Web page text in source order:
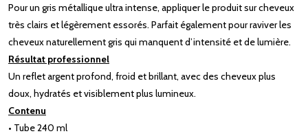
Pour un gris métallique ultra intense, appliquer le produit sur cheveux
très clairs et légèrement essorés. Parfait également pour raviver les
cheveux naturellement gris qui manquent d’intensité et de lumière.
Résultat professionnel
Un reflet argent profond, froid et brillant, avec des cheveux plus
doux, hydratés et visiblement plus lumineux.
Contenu
• Tube 240 ml